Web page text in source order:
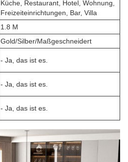
Küche, Restaurant, Hotel, Wohnung,
Freizeiteinrichtungen, Bar, Villa
1.8 M
Gold/Silber/Maßgeschneidert
- Ja, das ist es.
- Ja, das ist es.
- Ja, das ist es.